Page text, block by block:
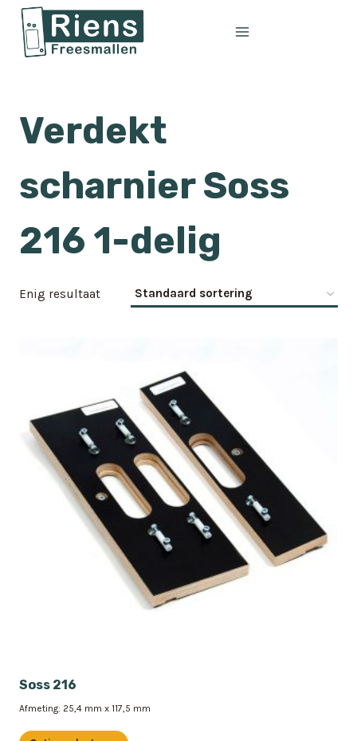
Doorgaan
naar
inhoud
Verdekt
scharnier Soss
216 1-delig
Enig resultaat
Soss 216
Afmeting: 25,4 mm x 117,5 mm